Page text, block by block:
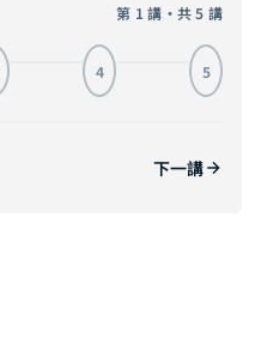
LoRA / QLoRA 微調完全指南：用消費級 GPU 打造專屬大型語言模型，從原理到 Unsloth 實戰
自監督學習完全指南：以 BERT 為核心，從遮罩語言模型到視覺 MAE 的實戰解析
多模態 AI 完全指南：從 GPT-4V 到 Gemini，視覺語言模型如何重塑企業智能
第 1 講・共 5 講
4 5
下一講